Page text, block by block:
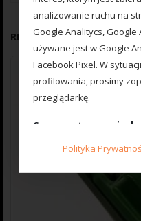
RELATED PRODUCTS
analizowanie ruchu na
Google Analitycs,
używane jest w Google
Facebook Pixel. W
profilowania, prosimy
przeglądarkę.
Czas przetwarzania
Państwa dane osobowe
Prawo Użytkownika
Polityka